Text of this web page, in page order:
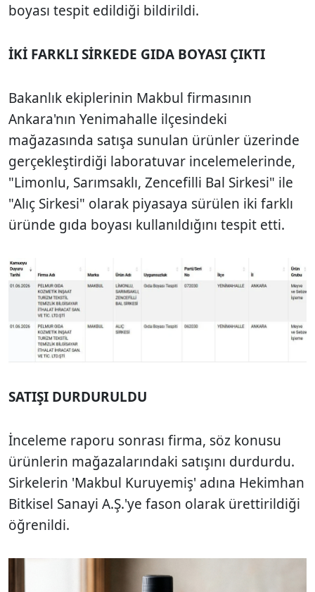
boyası tespit edildiği bildirildi.
İKİ FARKLI SİRKEDE GIDA BOYASI ÇIKTI
Bakanlık ekiplerinin Makbul firmasının
Ankara'nın Yenimahalle ilçesindeki
mağazasında satışa sunulan ürünler üzerinde
gerçekleştirdiği laboratuvar incelemelerinde,
"Limonlu, Sarımsaklı, Zencefilli Bal Sirkesi" ile
"Alıç Sirkesi" olarak piyasaya sürülen iki farklı
üründe gıda boyası kullanıldığını tespit etti.
SATIŞI DURDURULDU
İnceleme raporu sonrası firma, söz konusu
ürünlerin mağazalarındaki satışını durdurdu.
Sirkelerin 'Makbul Kuruyemiş' adına Hekimhan
Bitkisel Sanayi A.Ş.'ye fason olarak ürettirildiği
öğrenildi.